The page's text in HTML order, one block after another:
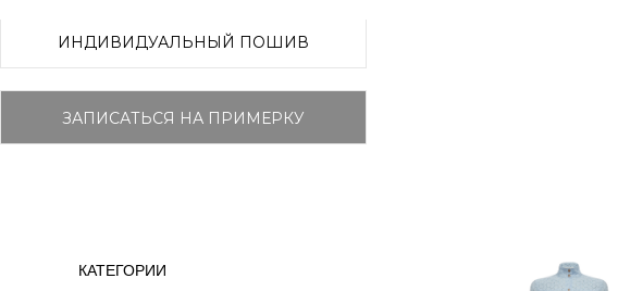
ИНДИВИДУАЛЬНЫЙ ПОШИВ
ЗАПИСАТЬСЯ НА ПРИМЕРКУ
КАТЕГОРИИ
КАТЕГОРИИ
Телефон (интернет-магазин)